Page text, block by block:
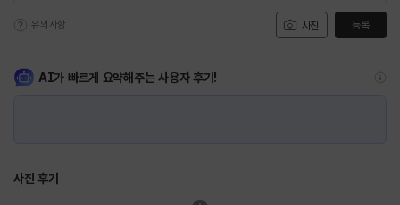
사진
유의사항 등록
AI가 빠르게 요약해주는 사용자 후기!
사진 후기